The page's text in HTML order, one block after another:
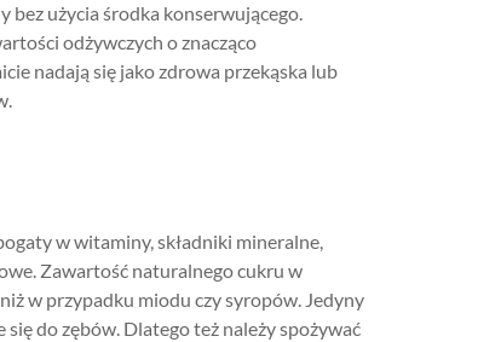
bez użycia środka konserwującego.
odżywczych o znacząco
nadają się jako zdrowa przekąska lub
w witaminy, składniki mineralne,
Zawartość naturalnego cukru w
w przypadku miodu czy syropów. Jedyny
do zębów. Dlatego też należy spożywać